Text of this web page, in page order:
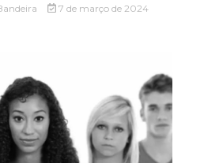
7 de março de 2024